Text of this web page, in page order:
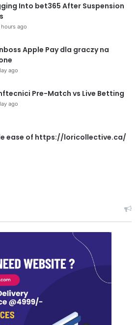
Into bet365 After Suspension
hours ago
Apple Pay dla graczy na
ago
Pre-Match vs Live Betting
ago
ease of https://loricollective.ca/